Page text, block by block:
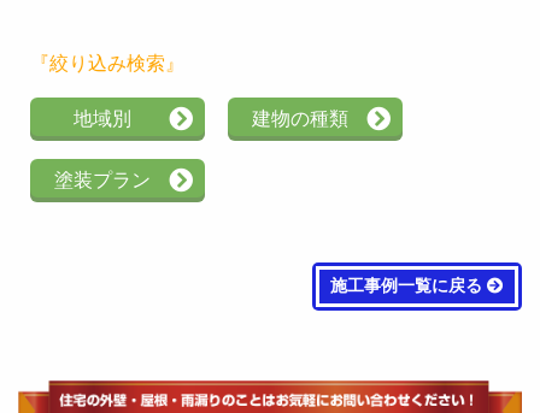
『絞り込み検索』
地域別 建物の種類
塗装プラン
施工事例一覧に戻る